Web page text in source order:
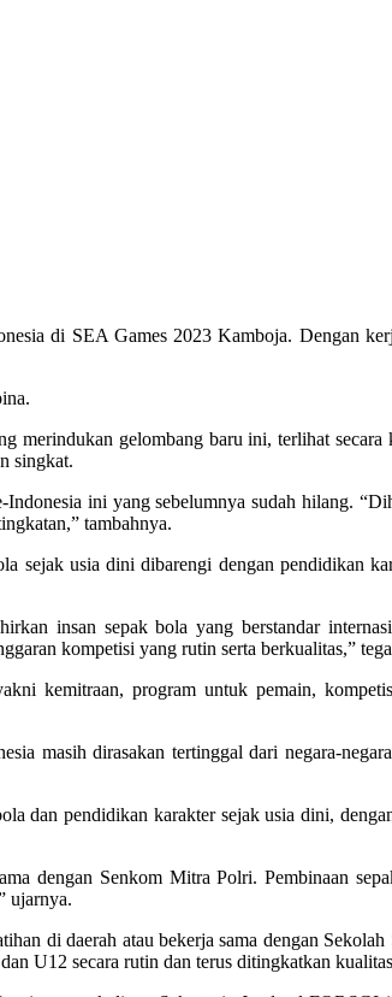
di SEA Games 2023 Kamboja. Dengan
gelombang baru ini, terlihat secara
singkat.
ini yang sebelumnya sudah hilang.
tambahnya.
sejak usia dini dibarengi dengan pendidikan
insan sepak bola yang berstandar
kompetisi yang rutin serta berkualitas,”
kemitraan, program untuk pemain,
masih dirasakan tertinggal dari negara-
dan pendidikan karakter sejak usia dini,
dengan Senkom Mitra Polri. Pembinaan
ujarnya.
di daerah atau bekerja sama dengan
U12 secara rutin dan terus ditingkatkan